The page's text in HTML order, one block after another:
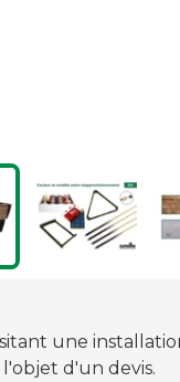
une
d'un devis.